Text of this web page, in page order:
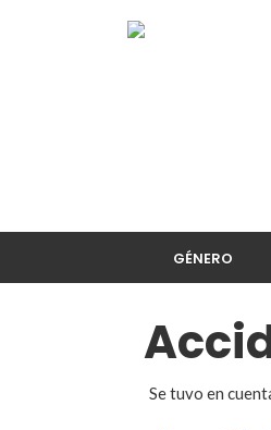
GÉNERO
Se tuvo en